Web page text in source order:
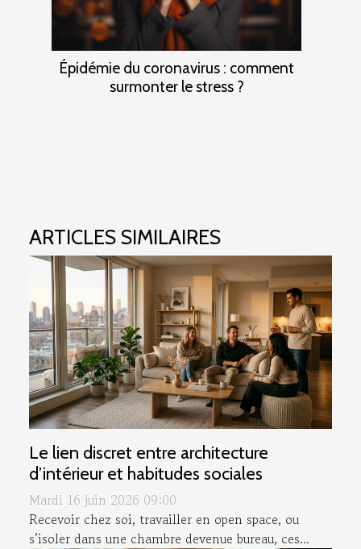
Épidémie du coronavirus : comment
surmonter le stress ?
ARTICLES SIMILAIRES
Le lien discret entre architecture
d’intérieur et habitudes sociales
Mardi 16 juin 2026 09:00
Recevoir chez soi, travailler en open space, ou
s’isoler dans une chambre devenue bureau, ces...